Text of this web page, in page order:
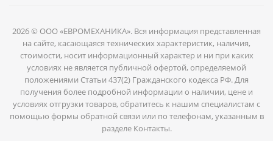
2026 © ООО «ЕВРОМЕХАНИКА». Вся информация представленная
на сайте, касающаяся технических характеристик, наличия,
стоимости, носит информационный характер и ни при каких
условиях не является публичной офертой, определяемой
положениями Статьи 437(2) Гражданского кодекса РФ. Для
получения более подробной информации о наличии, цене и
условиях отгрузки товаров, обратитесь к нашим специалистам с
помощью формы обратной связи или по телефонам, указанным в
разделе Контакты.